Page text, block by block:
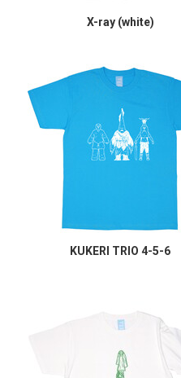
X-ray (white)
KUKERI TRIO 4-5-6